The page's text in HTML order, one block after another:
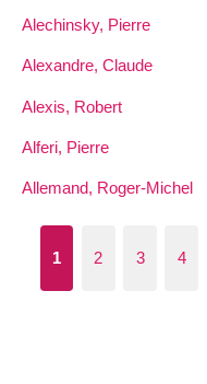
Alechinsky, Pierre
Alexandre, Claude
Alexis, Robert
Alferi, Pierre
Allemand, Roger-Michel
1 2 3 4